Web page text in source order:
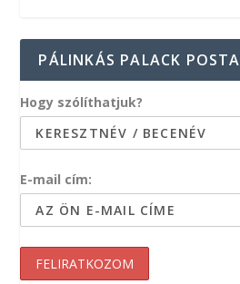
PÁLINKÁS PALACK POSTA
Hogy szólíthatjuk?
E-mail cím: